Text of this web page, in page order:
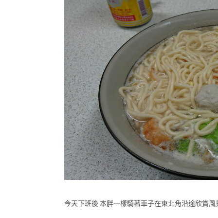
今天下班後 本胖一樣騎著車子在東北角沿途欣賞風